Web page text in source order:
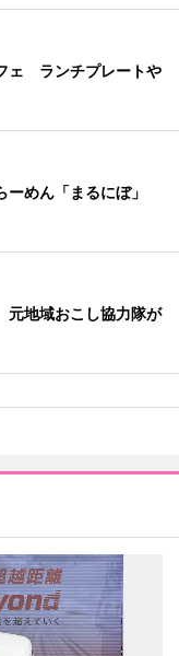
ェ ランチプレートや
ーめん「まるにぼ」
地域おこし協力隊が